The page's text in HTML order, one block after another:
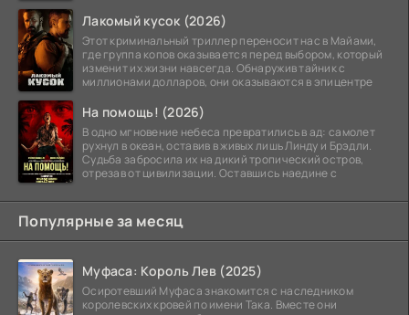
Лакомый кусок (2026)
Этот криминальный триллер переносит нас в Майами,
где группа копов оказывается перед выбором, который
изменит их жизни навсегда. Обнаружив тайник с
миллионами долларов, они оказываются в эпицентре
На помощь! (2026)
В одно мгновение небеса превратились в ад: самолет
рухнул в океан, оставив в живых лишь Линду и Брэдли.
Судьба забросила их на дикий тропический остров,
отрезав от цивилизации. Оставшись наедине с
Популярные за месяц
Муфаса: Король Лев (2025)
Осиротевший Муфаса знакомится с наследником
королевских кровей по имени Така. Вместе они